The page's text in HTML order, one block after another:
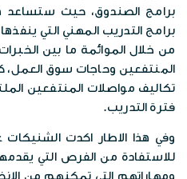
برامج الصندوق، حيث ستساعد
برامج التدريب المهني التي
من خلال الموائمة ما بين
المنتفعين وحاجات سوق
تكاليف مواصلات المنتفعين
فترة التدريب.
وفي هذا الاطار اكدت
للاستفادة من الفرص التي
ومهاراتهم التي تمكنهم من